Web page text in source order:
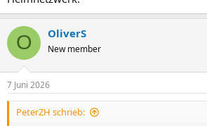
O OliverS
New member
7 Juni 2026
PeterZH schrieb: